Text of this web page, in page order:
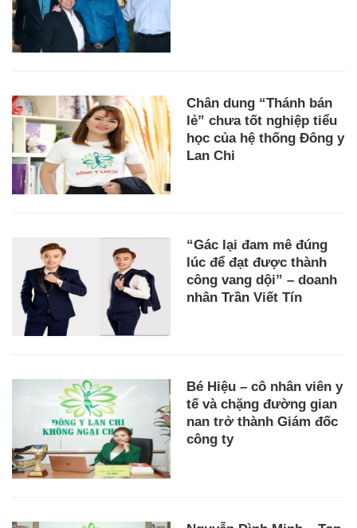
Chân dung “Thánh bán
lẻ” chưa tốt nghiệp tiểu
học của hệ thống Đông y
Lan Chi
“Gác lại đam mê đúng
lúc để đạt được thành
công vang dội” – doanh
nhân Trần Viết Tín
Bé Hiệu – cô nhân viên y
tế và chặng đường gian
nan trở thành Giám đốc
công ty